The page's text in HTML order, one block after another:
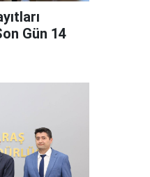
Gün 14